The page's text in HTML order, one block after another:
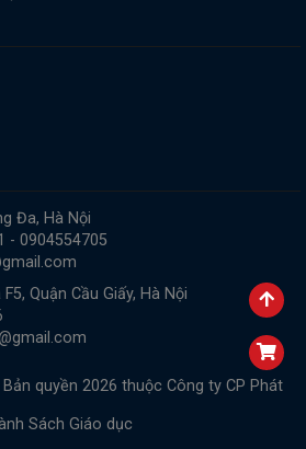
Đa, Hà Nội
- 0904554705
Quận Cầu Giấy, Hà Nội
quyền 2026 thuộc Công ty CP Phát
Sách Giáo dục